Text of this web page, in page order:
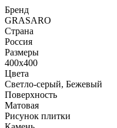
Бренд
GRASARO
Страна
Россия
Размеры
400x400
Цвета
Светло-серый, Бежевый
Поверхность
Матовая
Рисунок плитки